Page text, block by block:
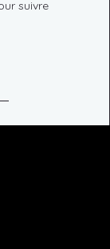
suivre